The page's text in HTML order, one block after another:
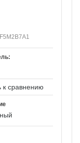
к сравнению